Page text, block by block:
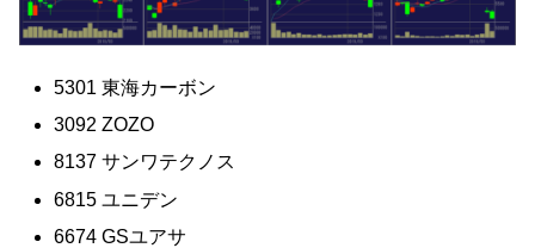
5301 東海カーボン
3092 ZOZO
8137 サンワテクノス
6815 ユニデン
6674 GSユアサ